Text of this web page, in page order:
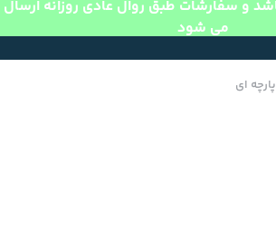
و سفارشات طبق روال عادی روزانه ارسال
می شود
ای